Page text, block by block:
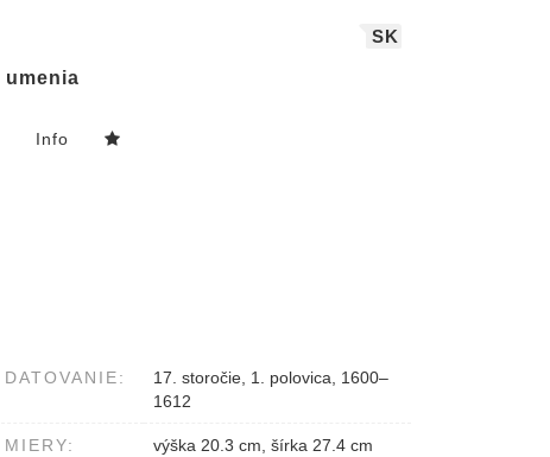
SK
umenia
Info
DATOVANIE:
17. storočie, 1. polovica, 1600–
1612
MIERY: výška 20.3 cm, šírka 27.4 cm